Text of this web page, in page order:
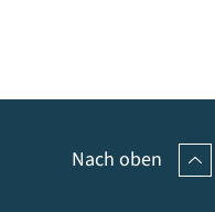
Nach oben